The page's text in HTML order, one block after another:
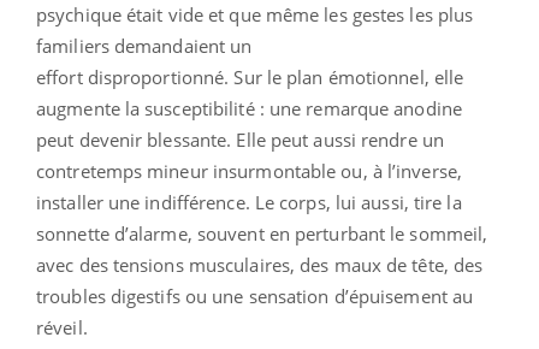
psychique était vide et que même les gestes les plus
familiers demandaient un
effort disproportionné. Sur le plan émotionnel, elle
augmente la susceptibilité : une remarque anodine
peut devenir blessante. Elle peut aussi rendre un
contretemps mineur insurmontable ou, à l’inverse,
installer une indifférence. Le corps, lui aussi, tire la
sonnette d’alarme, souvent en perturbant le sommeil,
avec des tensions musculaires, des maux de tête, des
troubles digestifs ou une sensation d’épuisement au
réveil.